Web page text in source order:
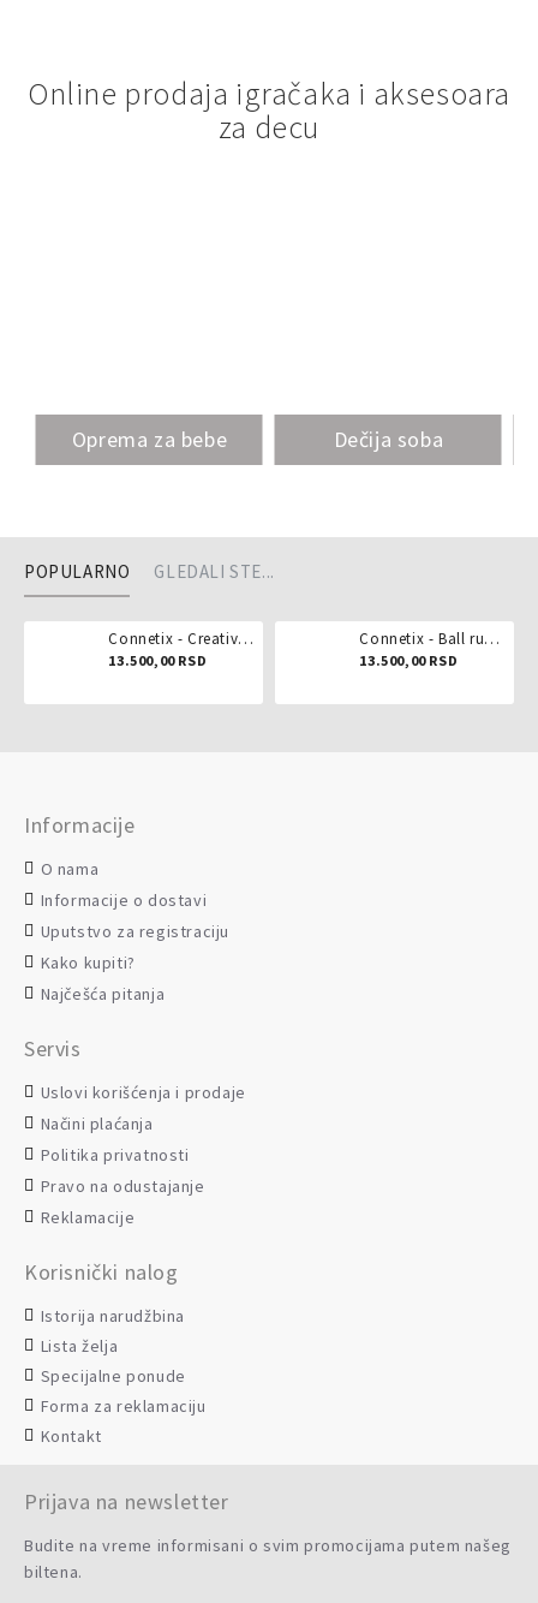
Online prodaja igračaka i aksesoara
za decu
Oprema za bebe Dečija soba
POPULARNO GLEDALI STE...
Connetix - Creative pack 102 dela
13.500,00 RSD
Connetix - Ball run pastel 106 delova
13.500,00 RSD
Informacije
O nama
Informacije o dostavi
Uputstvo za registraciju
Kako kupiti?
Najčešća pitanja
Servis
Uslovi korišćenja i prodaje
Načini plaćanja
Politika privatnosti
Pravo na odustajanje
Reklamacije
Korisnički nalog
Istorija narudžbina
Lista želja
Specijalne ponude
Forma za reklamaciju
Kontakt
Prijava na newsletter
Budite na vreme informisani o svim promocijama putem našeg
biltena.